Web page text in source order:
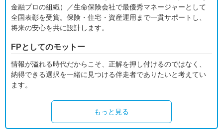
金融プロの組織）／生命保険会社で最優秀マネージャーとして
全国表彰を受賞。保険・住宅・資産運用まで一貫サポートし、
将来の安心を共に設計します。
FPとしてのモットー
情報が溢れる時代だからこそ、正解を押し付けるのではなく、
納得できる選択を一緒に見つける伴走者でありたいと考えてい
ます。
もっと見る